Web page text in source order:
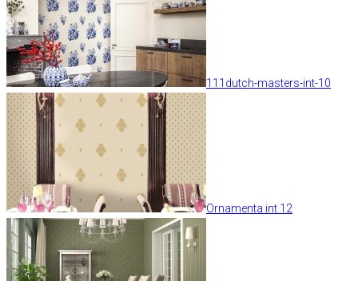
111dutch-masters-int-10
Ornamenta int 12